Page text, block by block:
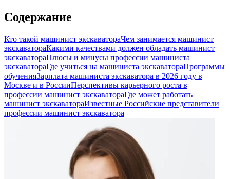
Содержание
Кто такой машинист экскаватораЧем занимается машинист
экскаватораКакими качествами должен обладать машинист
экскаватораПлюсы и минусы профессии машиниста
экскаватораГде учиться на машиниста экскаватораПрограммы
обученияЗарплата машиниста экскаватора в 2026 году в
Москве и в РоссииПерспективы карьерного роста в
профессии машинист экскаватораГде может работать
машинист экскаватораИзвестные Российские представители
профессии машинист экскаватора